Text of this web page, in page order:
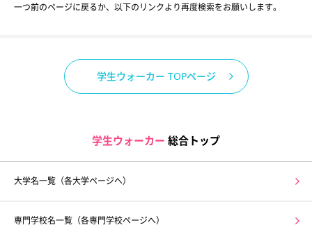
一つ前のページに戻るか、以下のリンクより再度検索をお願いします。
学生ウォーカー TOPページ
学生ウォーカー 総合トップ
大学名一覧（各大学ページへ）
専門学校名一覧（各専門学校ページへ）